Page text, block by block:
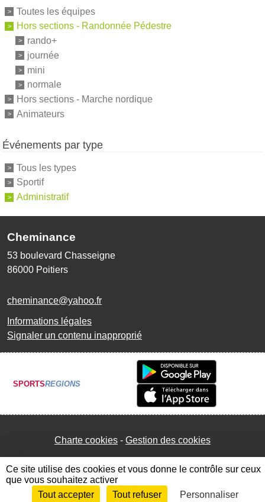
Toutes les équipes
Hors sections - Randonnée Pédestre
rando+
journée
mini
normale
Hors sections - Marche nordique
Animateurs
Événements par type
Tous les types
Sportif
Administratif
Cheminance
53 boulevard Chasseigne
86000 Poitiers
cheminance@yahoo.fr
Informations légales
Signaler un contenu inapproprié
SPORTSREGIONS
Charte cookies Gestion des cookies
Envie de participer ? Connexion
Ce site utilise des cookies et vous donne le contrôle sur ceux
que vous souhaitez activer
Tout accepter
Tout refuser Personnaliser